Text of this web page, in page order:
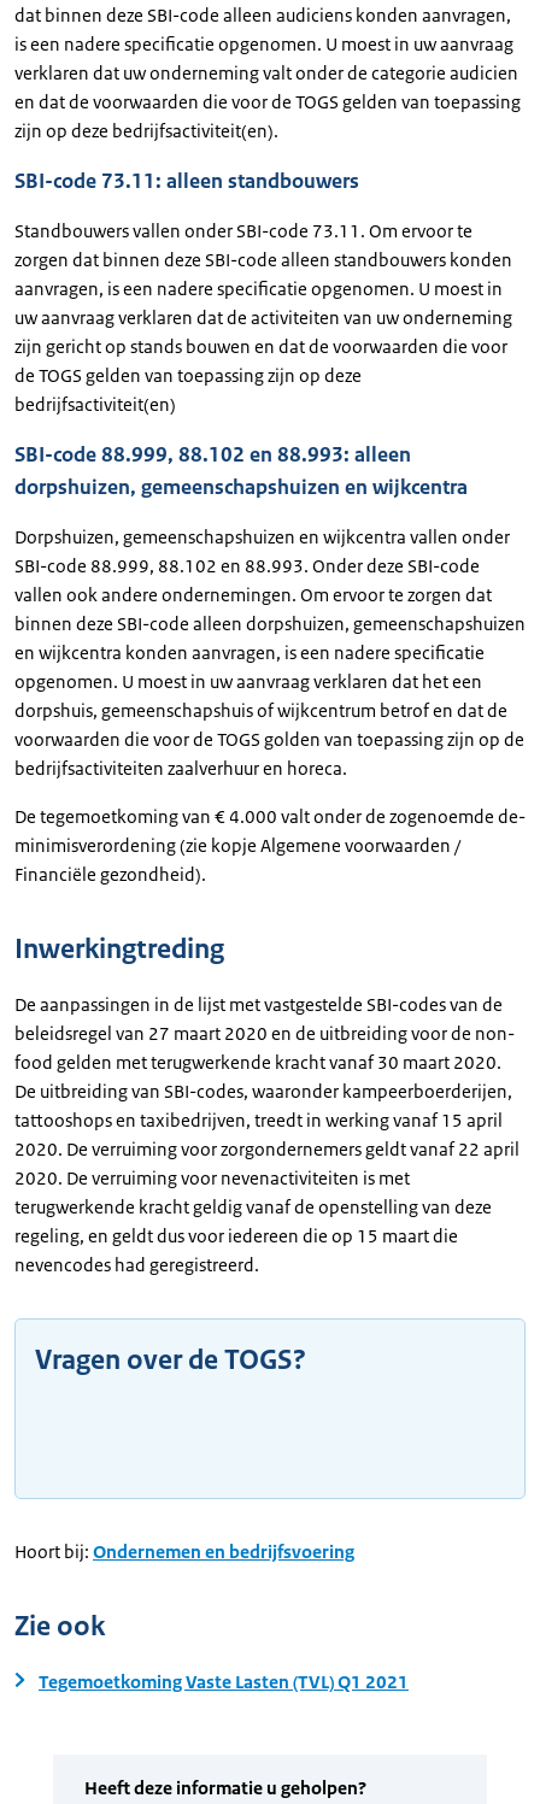
dat binnen deze SBI-code alleen audiciens konden aanvragen,
is een nadere specificatie opgenomen. U moest in uw aanvraag
verklaren dat uw onderneming valt onder de categorie audicien
en dat de voorwaarden die voor de TOGS gelden van toepassing
zijn op deze bedrijfsactiviteit(en).
SBI-code 73.11: alleen standbouwers
Standbouwers vallen onder SBI-code 73.11. Om ervoor te
zorgen dat binnen deze SBI-code alleen standbouwers konden
aanvragen, is een nadere specificatie opgenomen. U moest in
uw aanvraag verklaren dat de activiteiten van uw onderneming
zijn gericht op stands bouwen en dat de voorwaarden die voor
de TOGS gelden van toepassing zijn op deze
bedrijfsactiviteit(en)
SBI-code 88.999, 88.102 en 88.993: alleen
dorpshuizen, gemeenschapshuizen en wijkcentra
Dorpshuizen, gemeenschapshuizen en wijkcentra vallen onder
SBI-code 88.999, 88.102 en 88.993. Onder deze SBI-code
vallen ook andere ondernemingen. Om ervoor te zorgen dat
binnen deze SBI-code alleen dorpshuizen, gemeenschapshuizen
en wijkcentra konden aanvragen, is een nadere specificatie
opgenomen. U moest in uw aanvraag verklaren dat het een
dorpshuis, gemeenschapshuis of wijkcentrum betrof en dat de
voorwaarden die voor de TOGS golden van toepassing zijn op de
bedrijfsactiviteiten zaalverhuur en horeca.
De tegemoetkoming van € 4.000 valt onder de zogenoemde de-
minimisverordening (zie kopje Algemene voorwaarden /
Financiële gezondheid).
Inwerkingtreding
De aanpassingen in de lijst met vastgestelde SBI-codes van de
beleidsregel van 27 maart 2020 en de uitbreiding voor de non-
food gelden met terugwerkende kracht vanaf 30 maart 2020.
De uitbreiding van SBI-codes, waaronder kampeerboerderijen,
tattooshops en taxibedrijven, treedt in werking vanaf 15 april
2020. De verruiming voor zorgondernemers geldt vanaf 22 april
2020. De verruiming voor nevenactiviteiten is met
terugwerkende kracht geldig vanaf de openstelling van deze
regeling, en geldt dus voor iedereen die op 15 maart die
nevencodes had geregistreerd.
Vragen over de TOGS?
Hoort bij: Ondernemen en bedrijfsvoering
Zie ook
Tegemoetkoming Vaste Lasten (TVL) Q1 2021